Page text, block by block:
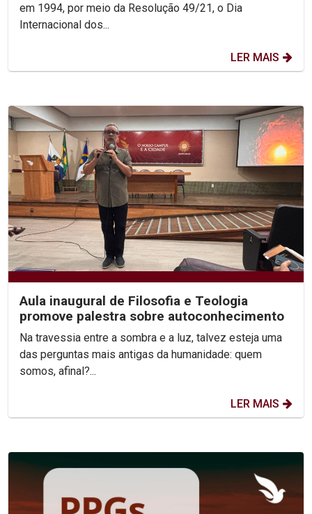
em 1994, por meio da Resolução 49/21, o Dia
Internacional dos...
LER MAIS
Aula inaugural de Filosofia e Teologia
promove palestra sobre autoconhecimento
Na travessia entre a sombra e a luz, talvez esteja uma
das perguntas mais antigas da humanidade: quem
somos, afinal?...
LER MAIS